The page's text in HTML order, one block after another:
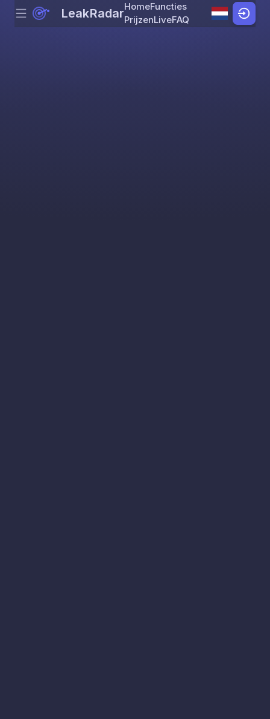
Skip to content
Menu LeakRadarHomeFuncties
PrijzenLiveFAQ